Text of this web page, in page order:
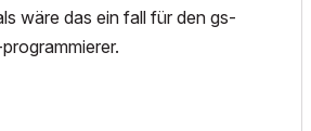
wäre das ein fall für den gs-